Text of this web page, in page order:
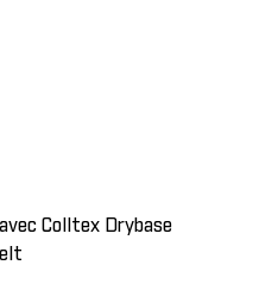
Colltex Drybase